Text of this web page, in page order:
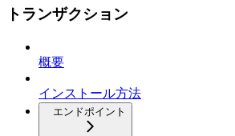
トランザクション
概要
インストール方法
エンドポイント